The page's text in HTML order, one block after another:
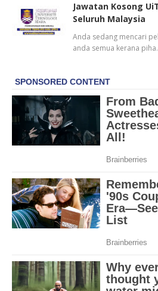
Jawatan Kosong
Seluruh Malaysia
Anda sedang mencari
anda semua kerana